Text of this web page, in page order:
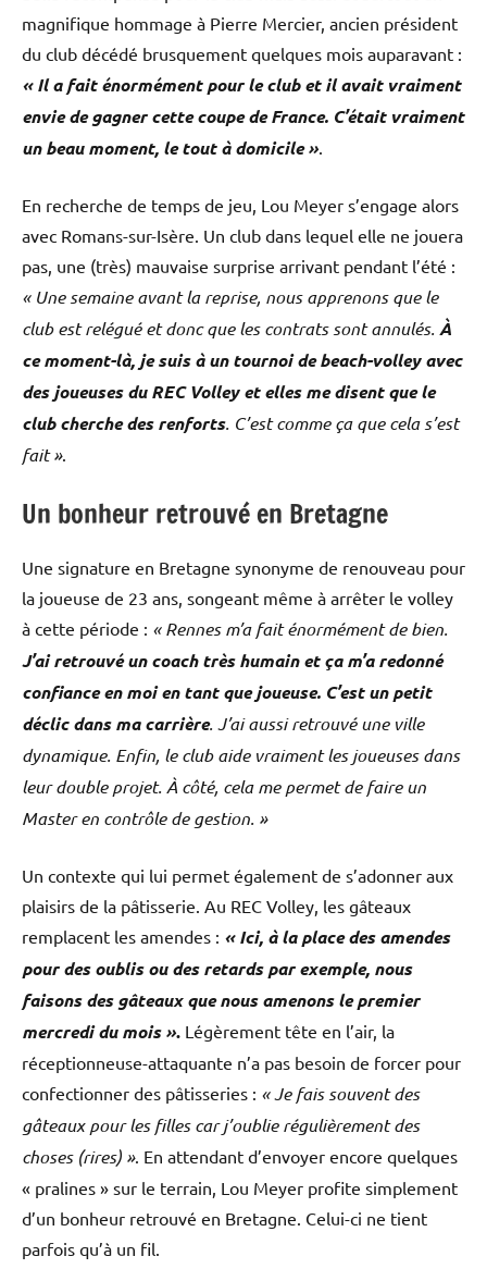
magnifique hommage à Pierre Mercier, ancien président
du club décédé brusquement quelques mois auparavant :
« Il a fait énormément pour le club et il avait vraiment
envie de gagner cette coupe de France. C’était vraiment
un beau moment, le tout à domicile ».
En recherche de temps de jeu, Lou Meyer s’engage alors
avec Romans-sur-Isère. Un club dans lequel elle ne jouera
pas, une (très) mauvaise surprise arrivant pendant l’été :
« Une semaine avant la reprise, nous apprenons que le
club est relégué et donc que les contrats sont annulés. À
ce moment-là, je suis à un tournoi de beach-volley avec
des joueuses du REC Volley et elles me disent que le
club cherche des renforts. C’est comme ça que cela s’est
fait ».
Un bonheur retrouvé en Bretagne
Une signature en Bretagne synonyme de renouveau pour
la joueuse de 23 ans, songeant même à arrêter le volley
à cette période : « Rennes m’a fait énormément de bien.
J’ai retrouvé un coach très humain et ça m’a redonné
confiance en moi en tant que joueuse. C’est un petit
déclic dans ma carrière. J’ai aussi retrouvé une ville
dynamique. Enfin, le club aide vraiment les joueuses dans
leur double projet. À côté, cela me permet de faire un
Master en contrôle de gestion. »
Un contexte qui lui permet également de s’adonner aux
plaisirs de la pâtisserie. Au REC Volley, les gâteaux
remplacent les amendes : « Ici, à la place des amendes
pour des oublis ou des retards par exemple, nous
faisons des gâteaux que nous amenons le premier
mercredi du mois ». Légèrement tête en l’air, la
réceptionneuse-attaquante n’a pas besoin de forcer pour
confectionner des pâtisseries : « Je fais souvent des
gâteaux pour les filles car j’oublie régulièrement des
choses (rires) ». En attendant d’envoyer encore quelques
« pralines » sur le terrain, Lou Meyer profite simplement
d’un bonheur retrouvé en Bretagne. Celui-ci ne tient
parfois qu’à un fil.